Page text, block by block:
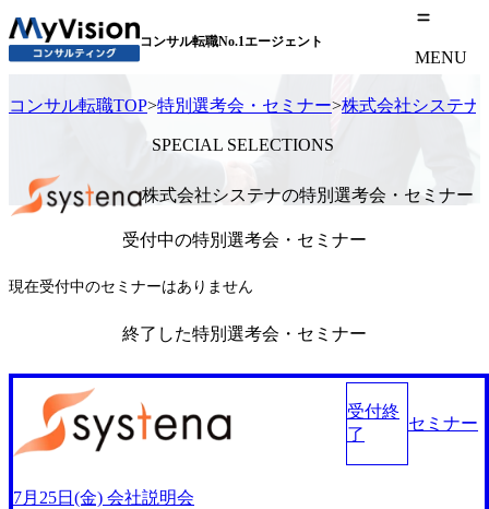
コンサル転職No.1エージェント
MENU
コンサル転職TOP>特別選考会・セミナー>株式会社システナ
SPECIAL SELECTIONS
株式会社システナの特別選考会・セミナー
受付中の特別選考会・セミナー
現在受付中のセミナーはありません
終了した特別選考会・セミナー
受付終
了
セミナー
7月25日(金) 会社説明会